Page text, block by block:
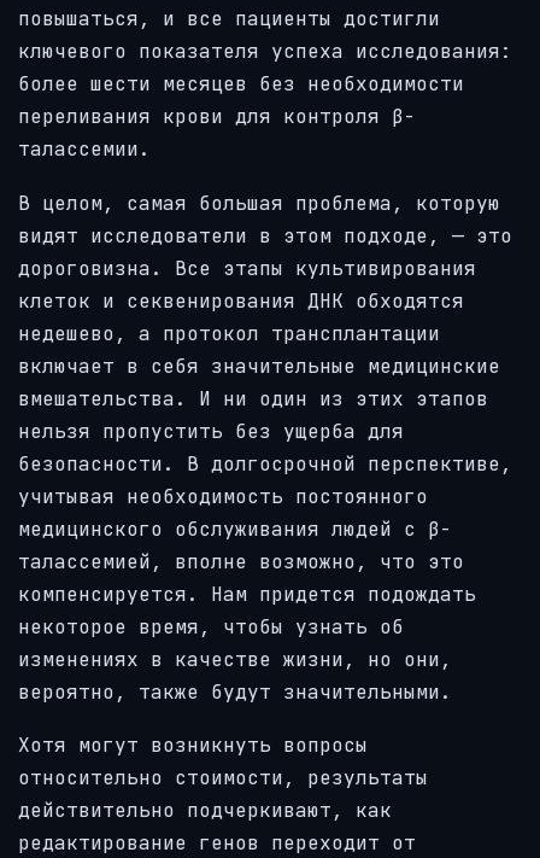
повышаться, и все пациенты достигли
ключевого показателя успеха исследования:
более шести месяцев без необходимости
переливания крови для контроля β-
талассемии.
В целом, самая большая проблема, которую
видят исследователи в этом подходе, — это
дороговизна. Все этапы культивирования
клеток и секвенирования ДНК обходятся
недешево, а протокол трансплантации
включает в себя значительные медицинские
вмешательства. И ни один из этих этапов
нельзя пропустить без ущерба для
безопасности. В долгосрочной перспективе,
учитывая необходимость постоянного
медицинского обслуживания людей с β-
талассемией, вполне возможно, что это
компенсируется. Нам придется подождать
некоторое время, чтобы узнать об
изменениях в качестве жизни, но они,
вероятно, также будут значительными.
Хотя могут возникнуть вопросы
относительно стоимости, результаты
действительно подчеркивают, как
редактирование генов переходит от